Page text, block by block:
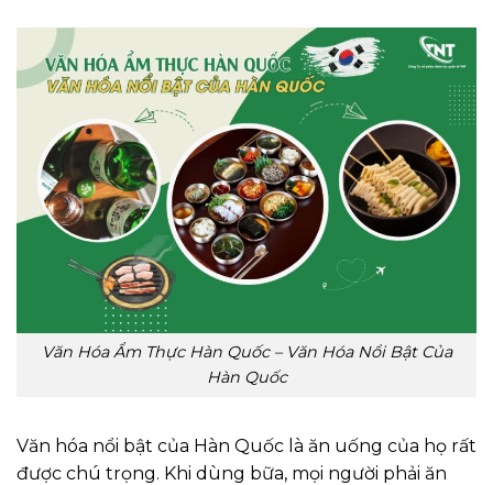
Văn Hóa Ẩm Thực Hàn Quốc – Văn Hóa Nổi Bật Của
Hàn Quốc
Văn hóa nổi bật của Hàn Quốc là ăn uống của họ rất
được chú trọng. Khi dùng bữa, mọi người phải ăn